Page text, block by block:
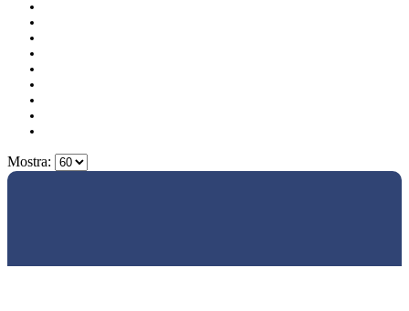
Mostra: